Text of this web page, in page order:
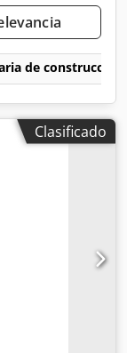
de construcción
Clasificado